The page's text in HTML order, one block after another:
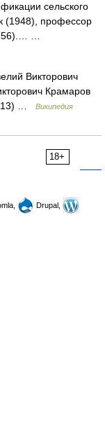
сельского
(1948), профессор
…
Викторович
Крамаров
13) …
Википедия
18+
Drupal,